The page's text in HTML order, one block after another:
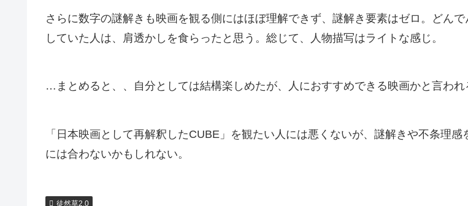
さらに数字の謎解きも映画を観る側にはほぼ理解できず、謎解き要素はゼロ。どん
していた人は、肩透かしを食らったと思う。総じて、人物描写はライトな感じ。
…まとめると、、自分としては結構楽しめたが、人におすすめできる映画かと言われ
「日本映画として再解釈したCUBE」を観たい人には悪くないが、謎解きや不条理感
には合わないかもしれない。
徒然草2.0